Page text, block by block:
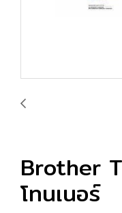
Brother
โทนเนอร์